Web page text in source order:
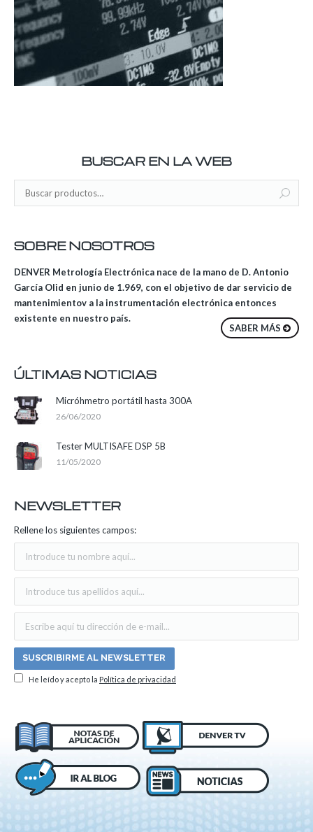
BUSCAR EN LA WEB
SOBRE NOSOTROS
DENVER Metrología Electrónica nace de la mano de D. Antonio
García Olid en junio de 1.969, con el objetivo de dar servicio de
mantenimientov a la instrumentación electrónica entonces
existente en nuestro país.
SABER MÁS
ÚLTIMAS NOTICIAS
Micróhmetro portátil hasta 300A
26/06/2020
Tester MULTISAFE DSP 5B
11/05/2020
NEWSLETTER
Rellene los siguientes campos:
He leído y acepto la Política de privacidad